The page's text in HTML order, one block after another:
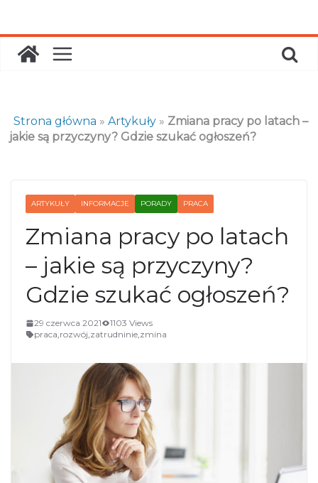
content
Strona główna »Artykuły » Zmiana pracy po latach –
jakie są przyczyny? Gdzie szukać ogłoszeń?
ARTYKUŁY INFORMACJE PORADY PRACA
Zmiana pracy po latach
– jakie są przyczyny?
Gdzie szukać ogłoszeń?
29 czerwca 2021
1103 Views
praca,rozwój,zatrudninie,zmina